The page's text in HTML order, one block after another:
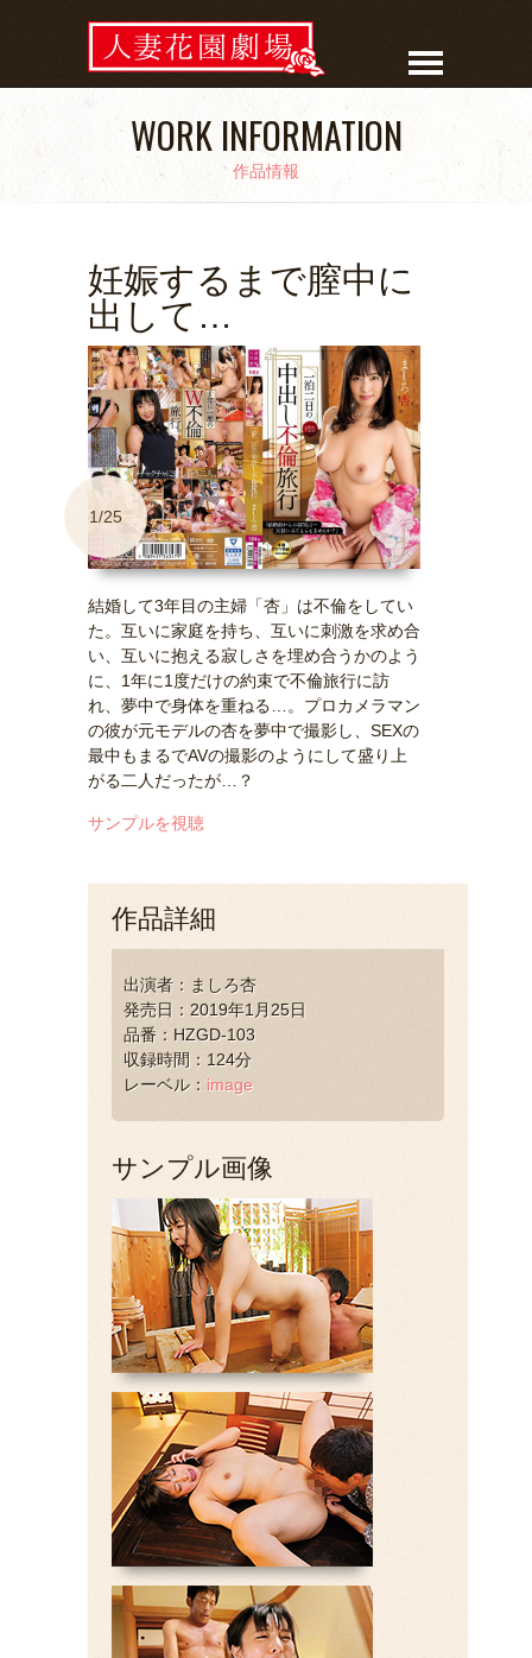
WORK INFORMATION
作品情報
妊娠するまで膣中に
出して…
1/25
結婚して3年目の主婦「杏」は不倫をしてい
た。互いに家庭を持ち、互いに刺激を求め合
い、互いに抱える寂しさを埋め合うかのよう
に、1年に1度だけの約束で不倫旅行に訪
れ、夢中で身体を重ねる…。プロカメラマン
の彼が元モデルの杏を夢中で撮影し、SEXの
最中もまるでAVの撮影のようにして盛り上
がる二人だったが…？
サンプルを視聴
作品詳細
出演者：ましろ杏
発売日：2019年1月25日
品番：HZGD-103
収録時間：124分
レーベル： image
サンプル画像